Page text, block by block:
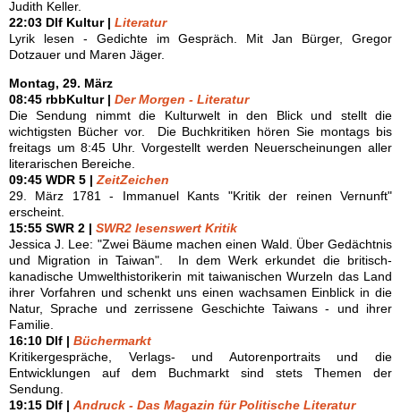
Judith Keller.
22:03 Dlf Kultur | Literatur
Lyrik lesen - Gedichte im Gespräch. Mit Jan Bürger, Gregor
Dotzauer und Maren Jäger.
Montag, 29. März
08:45 rbbKultur | Der Morgen - Literatur
Die Sendung nimmt die Kulturwelt in den Blick und stellt die
wichtigsten Bücher vor. Die Buchkritiken hören Sie montags bis
freitags um 8:45 Uhr. Vorgestellt werden Neuerscheinungen aller
literarischen Bereiche.
09:45 WDR 5 | ZeitZeichen
29. März 1781 - Immanuel Kants "Kritik der reinen Vernunft"
erscheint.
15:55 SWR 2 | SWR2 lesenswert Kritik
Jessica J. Lee: "Zwei Bäume machen einen Wald. Über Gedächtnis
und Migration in Taiwan". In dem Werk erkundet die britisch-
kanadische Umwelthistorikerin mit taiwanischen Wurzeln das Land
ihrer Vorfahren und schenkt uns einen wachsamen Einblick in die
Natur, Sprache und zerrissene Geschichte Taiwans - und ihrer
Familie.
16:10 Dlf | Büchermarkt
Kritikergespräche, Verlags- und Autorenportraits und die
Entwicklungen auf dem Buchmarkt sind stets Themen der
Sendung.
19:15 Dlf | Andruck - Das Magazin für Politische Literatur